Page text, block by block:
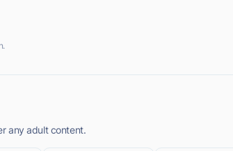
any adult content.